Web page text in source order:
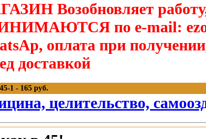
Возобновляет
по e-mail:
оплата при
доставкой
1 - 165 руб.
целительство,